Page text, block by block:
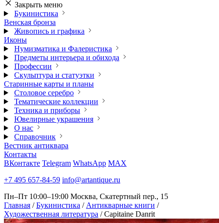
Закрыть меню
Букинистика
Венская бронза
Живопись и графика
Иконы
Нумизматика и Фалеристика
Предметы интерьера и обихода
Профессии
Скульптура и статуэтки
Старинные карты и планы
Столовое серебро
Тематические коллекции
Техника и приборы
Ювелирные украшения
О нас
Справочник
Вестник антиквара
Контакты
ВКонтакте Telegram WhatsApp MAX
+7 495 657-84-59 info@artantique.ru
Пн–Пт 10:00–19:00 Москва, Скатертный пер., 15
Главная / Букинистика / Антикварные книги /
Художественная литература / Capitaine Danrit